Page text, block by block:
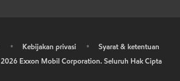
• Kebijakan privasi •
Syarat & ketentuan
2026 Exxon Mobil Corporation. Seluruh Hak Cipta